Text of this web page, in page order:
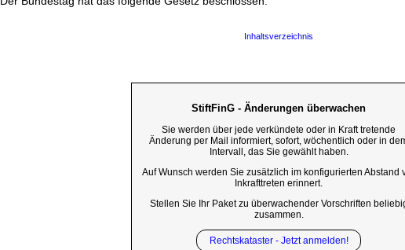
Inhaltsverzeichnis
StiftFinG - Änderungen überwachen
Sie werden über jede verkündete oder in Kraft tretende
Änderung per Mail informiert, sofort, wöchentlich oder in
Intervall, das Sie gewählt haben.
Auf Wunsch werden Sie zusätzlich im konfigurierten Abstand
Inkrafttreten erinnert.
Stellen Sie Ihr Paket zu überwachender Vorschriften
zusammen.
Rechtskataster - Jetzt anmelden!